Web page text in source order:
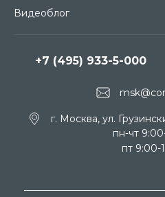
Видеоблог
+7 (495) 933-5-000
г. Москва, ул.
пн-чт
пт 9:00-